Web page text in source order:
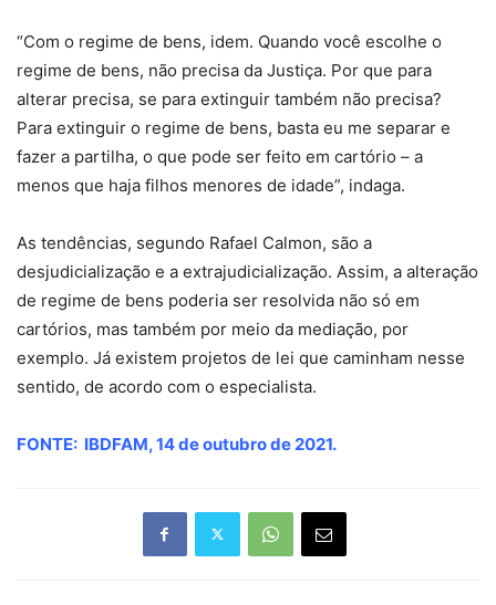
“Com o regime de bens, idem. Quando você escolhe o
regime de bens, não precisa da Justiça. Por que para
alterar precisa, se para extinguir também não precisa?
Para extinguir o regime de bens, basta eu me separar e
fazer a partilha, o que pode ser feito em cartório – a
menos que haja filhos menores de idade”, indaga.
As tendências, segundo Rafael Calmon, são a
desjudicialização e a extrajudicialização. Assim, a alteração
de regime de bens poderia ser resolvida não só em
cartórios, mas também por meio da mediação, por
exemplo. Já existem projetos de lei que caminham nesse
sentido, de acordo com o especialista.
FONTE: IBDFAM, 14 de outubro de 2021.